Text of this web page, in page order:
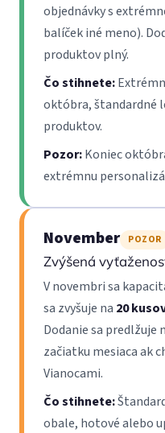
objednávky s
balíček iné meno).
produktov plný.
Čo stihnete:
októbra, štandardné
produktov.
Pozor:Koniec
extrémnu
November POZOR
Zvýšená
V novembri sa
sa zvyšuje na 20
Dodanie sa predlžuje
začiatku mesiaca ak
Vianocami.
Čo stihnete:
obale, hotové alebo